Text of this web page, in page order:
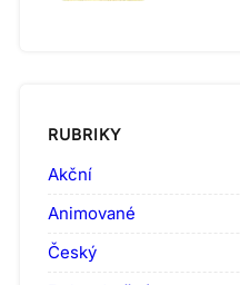
RUBRIKY
Akční
Animované
Český